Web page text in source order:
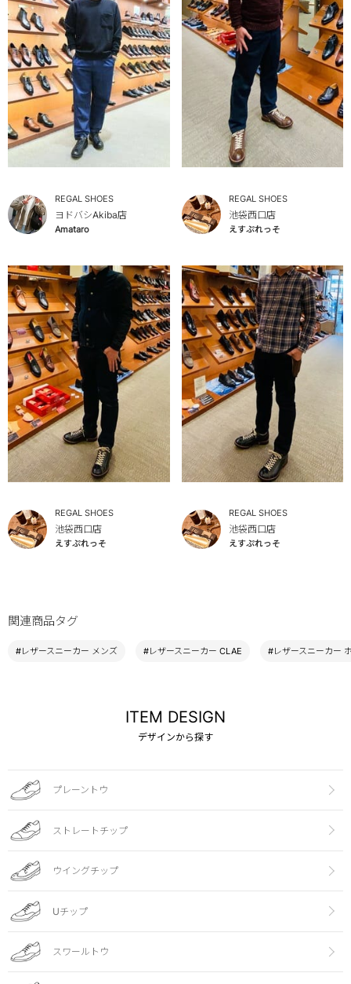
REGAL SHOES
ヨドバシAkiba店
Amataro
REGAL SHOES
池袋西口店
えすぷれっそ
REGAL SHOES
池袋西口店
えすぷれっそ
REGAL SHOES
池袋西口店
えすぷれっそ
関連商品タグ
#レザースニーカー メンズ #レザースニーカー CLAE #レザースニーカー
ITEM DESIGN
デザインから探す
プレーントウ
ストレートチップ
ウイングチップ
Uチップ
スワールトウ